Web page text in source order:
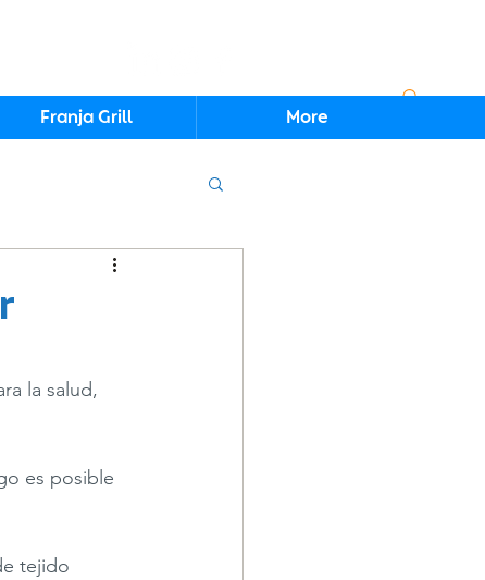
Franja Grill More
la salud,
es posible
tejido
Iniciar sesión